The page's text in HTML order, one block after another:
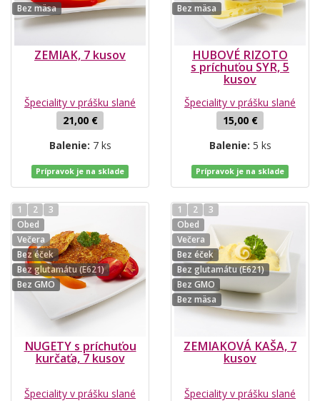
Bez mäsa
ZEMIAK, 7 kusov
Špeciality v prášku slané
21,00 €
Balenie: 7 ks
Prípravok je na sklade
Bez mäsa
HUBOVÉ RIZOTO
s príchuťou SYR, 5
kusov
Špeciality v prášku slané
15,00 €
Balenie: 5 ks
Prípravok je na sklade
1 2
3
Obed
Večera
Bez éček
Bez glutamátu (E621)
Bez GMO
NUGETY s príchuťou
kurčaťa, 7 kusov
Špeciality v prášku slané
1 2
3
Obed
Večera
Bez éček
Bez glutamátu (E621)
Bez GMO
Bez mäsa
ZEMIAKOVÁ KAŠA, 7
kusov
Špeciality v prášku slané